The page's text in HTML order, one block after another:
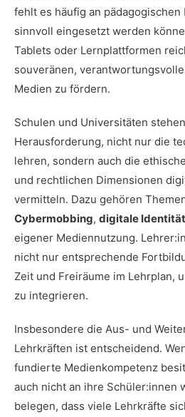
fehlt es häufig an
sinnvoll eingesetzt werden
Tablets oder Lernplattformen
souveränen,
Medien zu fördern.
Schulen und Universitäten
Herausforderung, nicht nur die
lehren, sondern auch die
und rechtlichen Dimensionen
vermitteln. Dazu gehören
Cybermobbing, digitale Identität
eigener Mediennutzung.
nicht nur entsprechende
Zeit und Freiräume im Lehrplan,
zu integrieren.
Insbesondere die Aus- und
Lehrkräften ist entscheidend.
fundierte Medienkompetenz
auch nicht an ihre Schüler:innen
belegen, dass viele Lehrkräfte